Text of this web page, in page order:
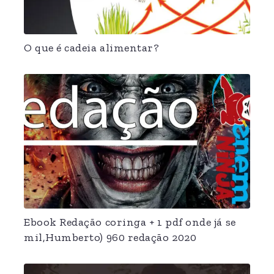
O que é cadeia alimentar?
Ebook Redação coringa + 1 pdf onde já se
mil,Humberto) 960 redação 2020